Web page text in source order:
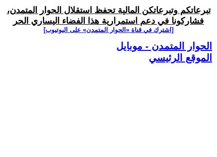
تبرعاتكم وتبرعاتكن المالية تحفظ استقلال الحوار المتمدن،
فشاركونا في دعم استمرارية هذا الفضاء اليساري الحر
[اشترك في قناة ‫«الحوار المتمدن» على اليوتيوب]
الحوار المتمدن - موبايل
الموقع الرئيسي